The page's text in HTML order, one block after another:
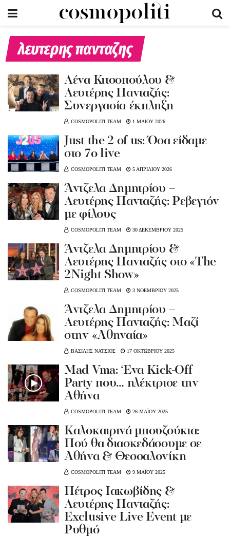
λευτερης πανταζης
Λένα Κιτσοπούλου &
Λευτέρης Πανταζής:
Συνεργασία-έκπληξη
COSMOPOLITI TEAM 1 ΜΑΪΟΥ 2026
Just the 2 οf us: Όσα είδαμε
στο 7ο live
COSMOPOLITI TEAM 5 ΑΠΡΙΛΙΟΥ 2026
Άντζελα Δημητρίου –
Λευτέρης Πανταζής: Ρεβεγιόν
με φίλους
COSMOPOLITI TEAM 30 ΔΕΚΕΜΒΡΙΟΥ 2025
Άντζελα Δημητρίου &
Λευτέρης Πανταζής στο «The
2Night Show»
COSMOPOLITI TEAM 3 ΝΟΕΜΒΡΙΟΥ 2025
Άντζελα Δημητρίου –
Λευτέρης Πανταζής: Μαζί
στην «Αθηναία»
ΒΑΣΙΛΗΣ ΝΑΤΣΙΟΣ 17 ΟΚΤΩΒΡΙΟΥ 2025
Μad Vma: ‘Eνα Kick-Off
Party που… ηλέκτρισε την
Αθήνα
COSMOPOLITI TEAM 26 ΜΑΪΟΥ 2025
Kαλοκαιρινά μπουζούκια:
Πού θα διασκεδάσουμε σε
Αθήνα & Θεσσαλονίκη
COSMOPOLITI TEAM 9 ΜΑΪΟΥ 2025
Πέτρος Ιακωβίδης &
Λευτέρης Πανταζής:
Exclusive Live Event με
Ρυθμό